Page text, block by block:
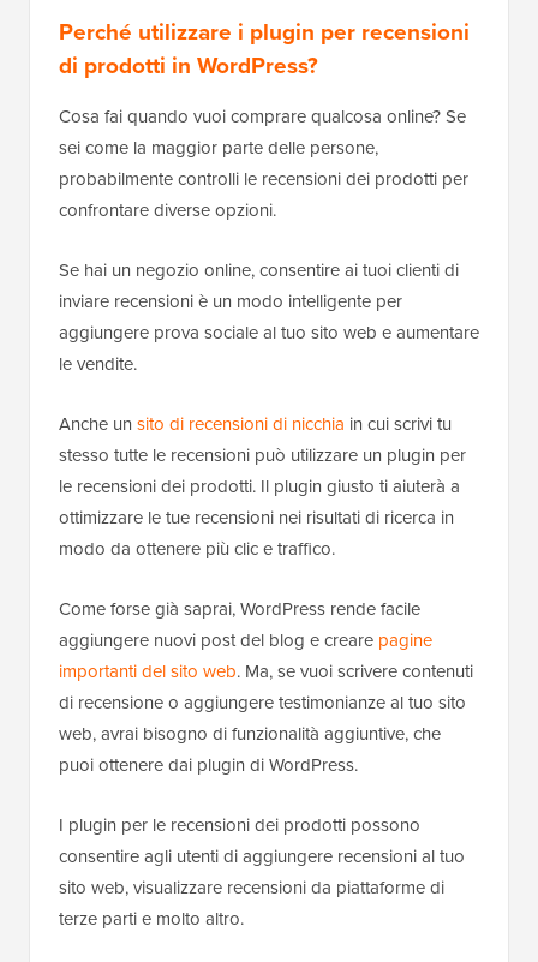
Perché utilizzare i plugin per recensioni
di prodotti in WordPress?
Cosa fai quando vuoi comprare qualcosa online? Se
sei come la maggior parte delle persone,
probabilmente controlli le recensioni dei prodotti per
confrontare diverse opzioni.
Se hai un negozio online, consentire ai tuoi clienti di
inviare recensioni è un modo intelligente per
aggiungere prova sociale al tuo sito web e aumentare
le vendite.
Anche un sito di recensioni di nicchia in cui scrivi tu
stesso tutte le recensioni può utilizzare un plugin per
le recensioni dei prodotti. Il plugin giusto ti aiuterà a
ottimizzare le tue recensioni nei risultati di ricerca in
modo da ottenere più clic e traffico.
Come forse già saprai, WordPress rende facile
aggiungere nuovi post del blog e creare pagine
importanti del sito web. Ma, se vuoi scrivere contenuti
di recensione o aggiungere testimonianze al tuo sito
web, avrai bisogno di funzionalità aggiuntive, che
puoi ottenere dai plugin di WordPress.
I plugin per le recensioni dei prodotti possono
consentire agli utenti di aggiungere recensioni al tuo
sito web, visualizzare recensioni da piattaforme di
terze parti e molto altro.